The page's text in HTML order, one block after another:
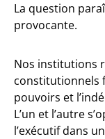
La question
provocante.
Nos institutions
constitutionnels
pouvoirs et
L’un et l’autre
l’exécutif dans